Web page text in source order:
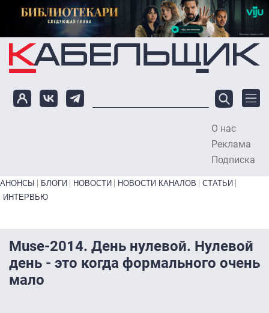
Перейти к основному содержанию
О нас
Реклама
Подписка
Primary links bottom
АНОНСЫ БЛОГИ НОВОСТИ НОВОСТИ КАНАЛОВ
СТАТЬИ
ИНТЕРВЬЮ
Muse-2014. День нулевой. Нулевой
день - это когда формального очень
мало